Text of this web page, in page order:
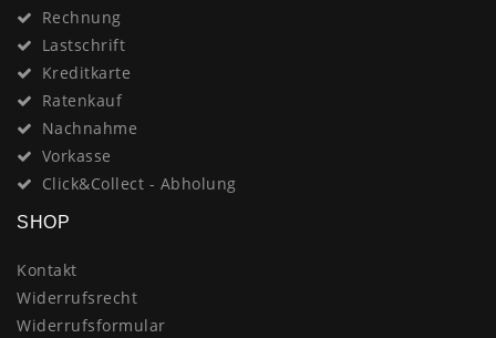
Rechnung
Lastschrift
Kreditkarte
Ratenkauf
Nachnahme
Vorkasse
Click&Collect - Abholung
SHOP
Kontakt
Widerrufsrecht
Widerrufsformular